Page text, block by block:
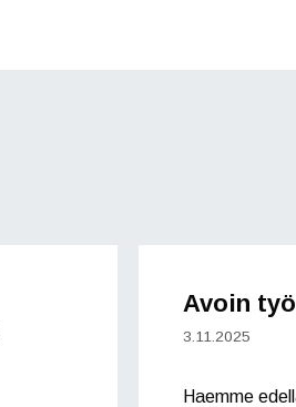
Avoin
3.11.2025
Haemme